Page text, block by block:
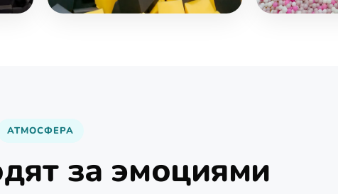
АТМОСФЕРА
за эмоциями